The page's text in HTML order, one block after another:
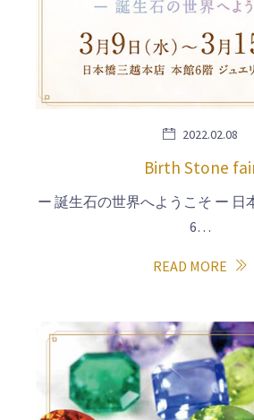
2022.02.08
Birth Stone
ー 誕生石の世界へようこそ ー 日
6…
READ MORE